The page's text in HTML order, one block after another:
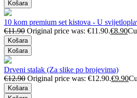
Košara
10 kom premium set kistova - U
€11.90 Original price was: €11.90.€8.90
Košara
Košara
Drveni stalak (Za slike po brojevima)
€12.90 Original price was: €12.90.€9.90
Košara